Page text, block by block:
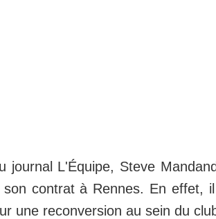
journal L'Équipe, Steve
contrat à Rennes. En effet,
une reconversion au sein du